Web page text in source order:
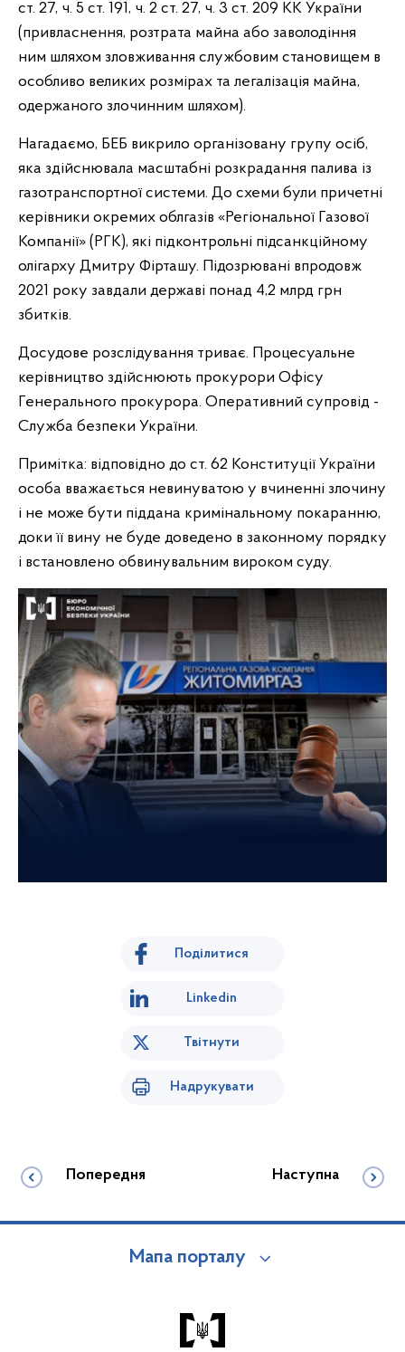
ст. 27, ч. 5 ст. 191, ч. 2 ст. 27, ч. 3 ст. 209 КК України
(привласнення, розтрата майна або заволодіння
ним шляхом зловживання службовим становищем в
особливо великих розмірах та легалізація майна,
одержаного злочинним шляхом).
Нагадаємо, БЕБ викрило організовану групу осіб,
яка здійснювала масштабні розкрадання палива із
газотранспортної системи. До схеми були причетні
керівники окремих облгазів «Регіональної Газової
Компанії» (РГК), які підконтрольні підсанкційному
олігарху Дмитру Фірташу. Підозрювані впродовж
2021 року завдали державі понад 4,2 млрд грн
збитків.
Досудове розслідування триває. Процесуальне
керівництво здійснюють прокурори Офісу
Генерального прокурора. Оперативний супровід -
Служба безпеки України.
Примітка: відповідно до ст. 62 Конституції України
особа вважається невинуватою у вчиненні злочину
і не може бути піддана кримінальному покаранню,
доки її вину не буде доведено в законному порядку
і встановлено обвинувальним вироком суду.
Поділитися
Linkedin
Твітнути
Надрукувати
Попередня Наступна
Мапа порталу